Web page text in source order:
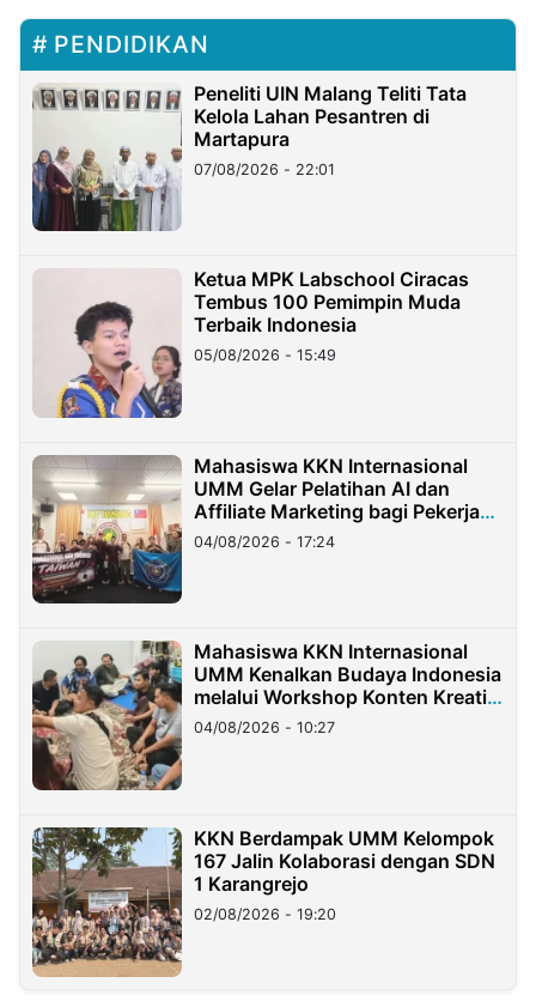
PENDIDIKAN
Peneliti UIN Malang Teliti Tata
Kelola Lahan Pesantren di
Martapura
07/08/2026 - 22:01
Ketua MPK Labschool Ciracas
Tembus 100 Pemimpin Muda
Terbaik Indonesia
05/08/2026 - 15:49
Mahasiswa KKN Internasional
UMM Gelar Pelatihan AI dan
Affiliate Marketing bagi Pekerja
Migran Indonesia di Taiwan
04/08/2026 - 17:24
Mahasiswa KKN Internasional
UMM Kenalkan Budaya Indonesia
melalui Workshop Konten Kreatif
di Taiwan
04/08/2026 - 10:27
KKN Berdampak UMM Kelompok
167 Jalin Kolaborasi dengan SDN
1 Karangrejo
02/08/2026 - 19:20